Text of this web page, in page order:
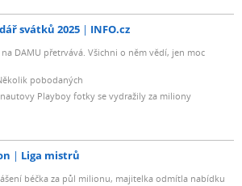
svátků 2025 INFO.cz
DAMU přetrvává. Všichni o něm vědí, jen moc
pobodaných
Playboy fotky se vydražily za miliony
Liga mistrů
béčka za půl milionu, majitelka odmítla nabídku